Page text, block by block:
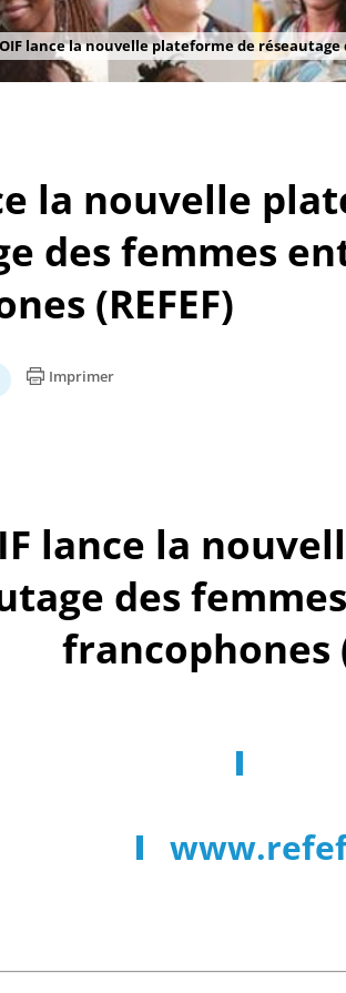
lance la nouvelle plateforme de
la nouvelle
des femmes
(REFEF)
Imprimer
lance la
des
francophones